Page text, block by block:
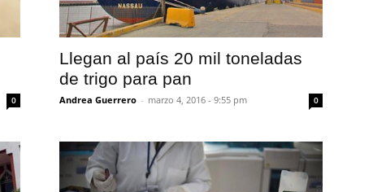
0
Llegan al país 20 mil toneladas
de trigo para pan
Andrea Guerrero - marzo 4, 2016 - 9:55 pm 0